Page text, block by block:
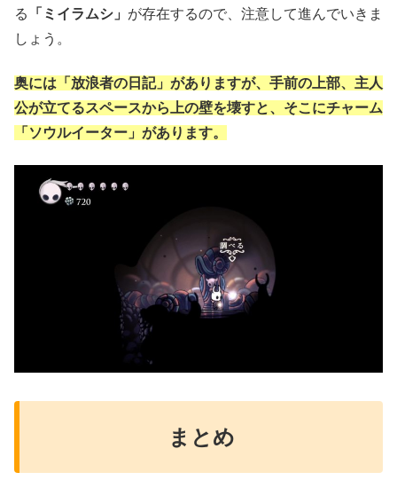
る 「ミイラムシ」 が存在するので、注意して進んでいきま
しょう。
奥には「放浪者の日記」がありますが、手前の上部、主人
公が立てるスペースから上の壁を壊すと、そこにチャーム
「ソウルイーター」があります。
まとめ